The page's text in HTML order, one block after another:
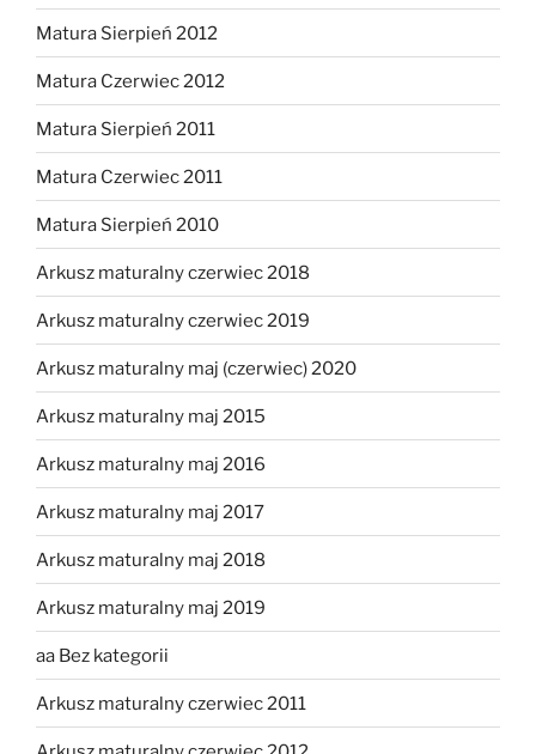
Matura Sierpień 2012
Matura Czerwiec 2012
Matura Sierpień 2011
Matura Czerwiec 2011
Matura Sierpień 2010
Arkusz maturalny czerwiec 2018
Arkusz maturalny czerwiec 2019
Arkusz maturalny maj (czerwiec) 2020
Arkusz maturalny maj 2015
Arkusz maturalny maj 2016
Arkusz maturalny maj 2017
Arkusz maturalny maj 2018
Arkusz maturalny maj 2019
aa Bez kategorii
Arkusz maturalny czerwiec 2011